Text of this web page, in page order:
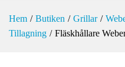
Hem / Butiken / Grillar /
Tillagning / Fläskhållare